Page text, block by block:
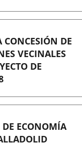
DE
VECINALES
DE
DE ECONOMÍA